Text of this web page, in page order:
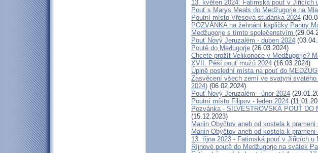
13. květen 2024: Fatimská pouť v Jiřicích
Pouť s Marys Meals do Medžugorje na
Poutní místo Vřesová studánka 2024
POZVÁNKA na žehnání kapličky Panny
Medžugorje s tímto společenstvím
Pouť Nový Jeruzalém - duben 2024
Poutě do Međugorje (26.03.2024)
Chcete prožít Velikonoce v Medžugorje?
XVII. Pěší pouť mužů 2024 (16.03.2024)
Úplně poslední místa na pouť do
Zasvěcení všech zemí ve svatyni svatého
2024) (06.02.2024)
Pouť Nový Jeruzalém - únor 2024
Poutní místo Filipov - leden 2024
Pozvánka - SILVESTROVSKÁ POUŤ
(15.12.2023)
Mariin Obyčtov aneb od kostela k
Mariin Obyčtov aneb od kostela k
13. října 2023 - Fatimská pouť v Jiřicích u
Říjnové poutě do Medžugorje na svátek